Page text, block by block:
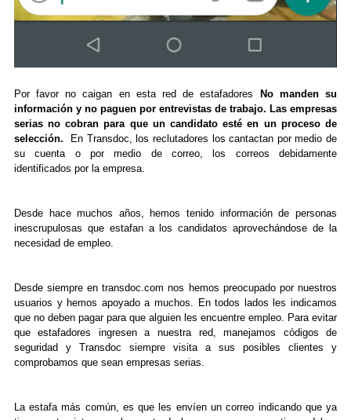
Por favor no caigan en esta red de estafadores
No manden su
información y no paguen por entrevistas de trabajo. Las empresas
serias no cobran para que un candidato esté en un proceso de
selección.
En Transdoc, los reclutadores los cantactan por medio de
su cuenta o por medio de correo, los correos debidamente
identificados por la empresa.
Desde hace muchos años, hemos tenido información de personas
inescrupulosas que estafan a los candidatos aprovechándose de la
necesidad de empleo.
Desde siempre en transdoc.com nos hemos preocupado por nuestros
usuarios y hemos apoyado a muchos. En todos lados les indicamos
que no deben pagar para que alguien les encuentre empleo. Para evitar
que estafadores ingresen a nuestra red, manejamos códigos de
seguridad y Transdoc siempre visita a sus posibles clientes y
comprobamos que sean empresas serias.
La estafa más común, es que les envíen un correo indicando que ya